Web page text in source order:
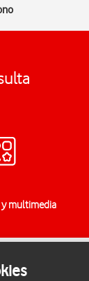
multimedia